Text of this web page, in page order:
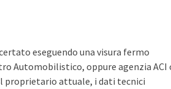
eseguendo una visura fermo
Automobilistico, oppure agenzia ACI
proprietario attuale, i dati tecnici